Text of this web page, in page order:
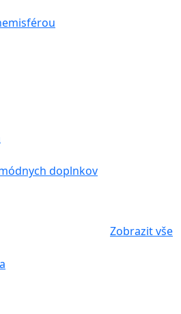
doplnkov
Zobrazit vše